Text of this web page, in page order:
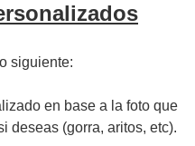
siguiente:
en base a la foto que
deseas (gorra, aritos, etc).